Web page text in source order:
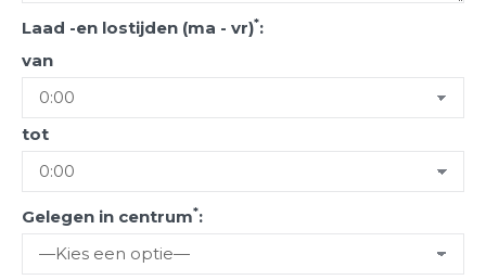
Laad -en lostijden (ma - vr)*:
van
tot
Gelegen in centrum*: